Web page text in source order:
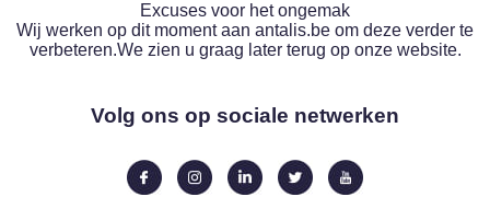
Excuses voor het ongemak
Wij werken op dit moment aan antalis.be om deze verder te
verbeteren.We zien u graag later terug op onze website.
Volg ons op sociale netwerken